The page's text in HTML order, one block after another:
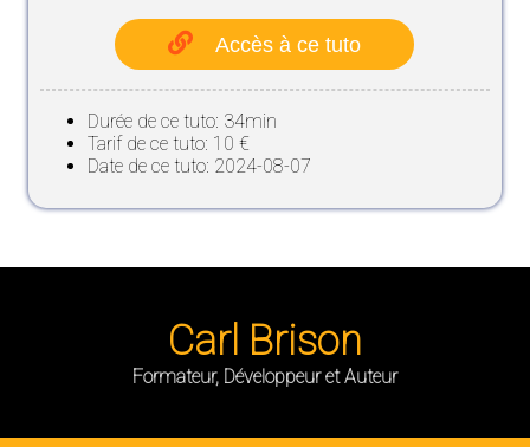
Accès à ce tuto
Durée de ce tuto: 34min
Tarif de ce tuto: 10 €
Date de ce tuto: 2024-08-07
Carl Brison
Formateur, Développeur et Auteur